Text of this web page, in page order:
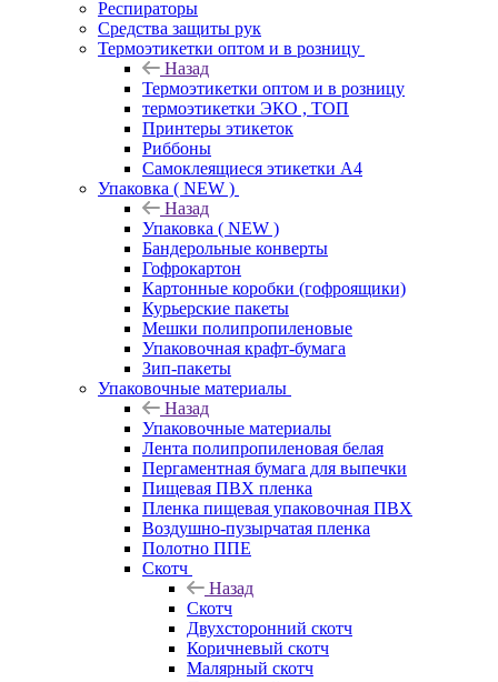
Респираторы
Средства защиты рук
Термоэтикетки оптом и в розницу
Назад
Термоэтикетки оптом и в розницу
термоэтикетки ЭКО , ТОП
Принтеры этикеток
Риббоны
Самоклеящиеся этикетки А4
Упаковка ( NEW )
Назад
Упаковка ( NEW )
Бандерольные конверты
Гофрокартон
Картонные коробки (гофроящики)
Курьерские пакеты
Мешки полипропиленовые
Упаковочная крафт-бумага
Зип-пакеты
Упаковочные материалы
Назад
Упаковочные материалы
Лента полипропиленовая белая
Пергаментная бумага для выпечки
Пищевая ПВХ пленка
Пленка пищевая упаковочная ПВХ
Воздушно-пузырчатая пленка
Полотно ППЕ
Скотч
Назад
Скотч
Двухсторонний скотч
Коричневый скотч
Малярный скотч